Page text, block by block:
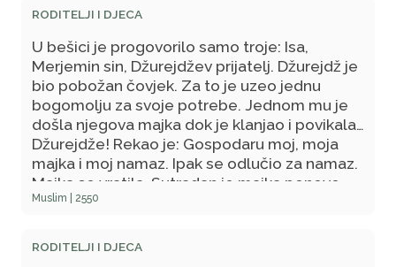
RODITELJI I DJECA
U bešici je progovorilo samo troje: Isa,
Merjemin sin, Džurejdžev prijatelj. Džurejdž je
bio pobožan čovjek. Za to je uzeo jednu
bogomolju za svoje potrebe. Jednom mu je
došla njegova majka dok je klanjao i povikala:
Džurejdže! Rekao je: Gospodaru moj, moja
majka i moj namaz. Ipak se odlučio za namaz.
Majka se vratila. Sutradan je majka ponovo
došla i zatekla ga opet u namazu. Povikala je:
majka i moj namaz. Odlučio se ponovo za
Muslim | 2550
RODITELJI I DJECA